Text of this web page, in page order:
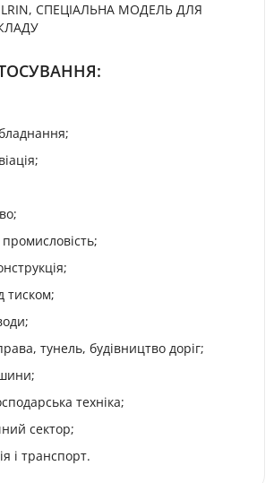
СПЕЦІАЛЬНА МОДЕЛЬ ДЛЯ
тиском;
тунель, будівництво доріг;
техніка;
сектор;
і транспорт.